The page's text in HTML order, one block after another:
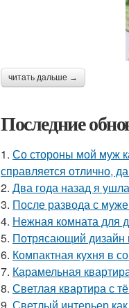
читать дальше →
Последние
1. Со стороны мой муж
справляется отлично,
2. Два года назад я
3. После развода с
4. Нежная комната для
5. Потрясающий дизайн
6. Компактная кухня в
7. Карамельная
8. Светлая квартира с